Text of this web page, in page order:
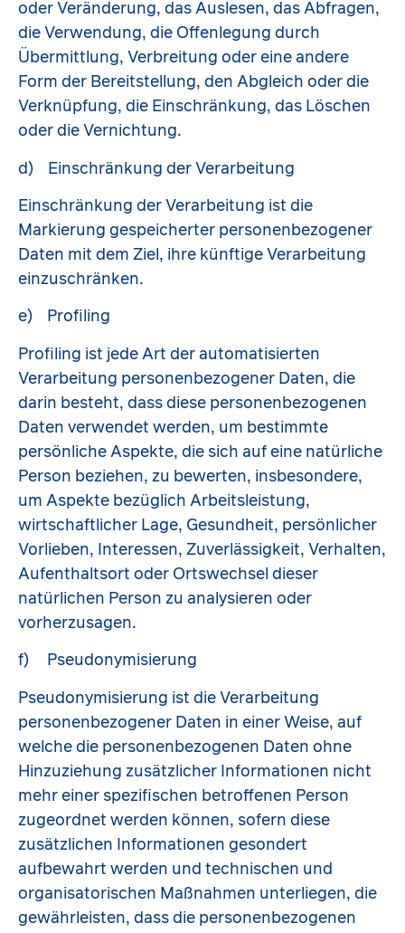
oder Veränderung, das Auslesen, das Abfragen,
die Verwendung, die Offenlegung durch
Übermittlung, Verbreitung oder eine andere
Form der Bereitstellung, den Abgleich oder die
Verknüpfung, die Einschränkung, das Löschen
oder die Vernichtung.
d) Einschränkung der Verarbeitung
Einschränkung der Verarbeitung ist die
Markierung gespeicherter personenbezogener
Daten mit dem Ziel, ihre künftige Verarbeitung
einzuschränken.
e) Profiling
Profiling ist jede Art der automatisierten
Verarbeitung personenbezogener Daten, die
darin besteht, dass diese personenbezogenen
Daten verwendet werden, um bestimmte
persönliche Aspekte, die sich auf eine natürliche
Person beziehen, zu bewerten, insbesondere,
um Aspekte bezüglich Arbeitsleistung,
wirtschaftlicher Lage, Gesundheit, persönlicher
Vorlieben, Interessen, Zuverlässigkeit, Verhalten,
Aufenthaltsort oder Ortswechsel dieser
natürlichen Person zu analysieren oder
vorherzusagen.
f) Pseudonymisierung
Pseudonymisierung ist die Verarbeitung
personenbezogener Daten in einer Weise, auf
welche die personenbezogenen Daten ohne
Hinzuziehung zusätzlicher Informationen nicht
mehr einer spezifischen betroffenen Person
zugeordnet werden können, sofern diese
zusätzlichen Informationen gesondert
aufbewahrt werden und technischen und
organisatorischen Maßnahmen unterliegen, die
gewährleisten, dass die personenbezogenen